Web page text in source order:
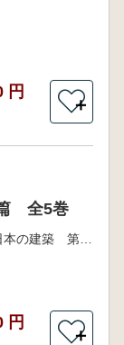
円
＋
全5巻
写真集成 近代日本の建築 第7期
円
＋